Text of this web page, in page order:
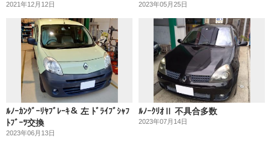
2021年12月12日 2023年05月25日
ﾙﾉｰｶﾝｸﾞｰﾘﾔﾌﾞﾚｰｷ＆ 左 ﾄﾞﾗｲﾌﾞｼｬﾌ
ﾄﾌﾞｰﾂ交換
2023年06月13日
ﾙﾉｰｸﾘｵⅡ 不具合多数
2023年07月14日